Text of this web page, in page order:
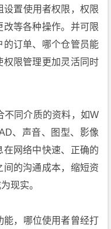
置使用者权限，权限
等各种操作。并可限
的订单、哪个仓管员能
权限管理更加灵活同时
不同介质的资料，如W
、声音、图型、影像
网络中快速、正确的
的沟通成本，缩短资
现实。
能，哪位使用者曾经打